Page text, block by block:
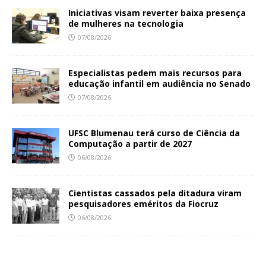
Iniciativas visam reverter baixa presença
de mulheres na tecnologia
07/08/2026
Especialistas pedem mais recursos para
educação infantil em audiência no Senado
07/08/2026
UFSC Blumenau terá curso de Ciência da
Computação a partir de 2027
06/08/2026
Cientistas cassados pela ditadura viram
pesquisadores eméritos da Fiocruz
06/08/2026